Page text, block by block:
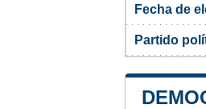
Fecha de
Partido